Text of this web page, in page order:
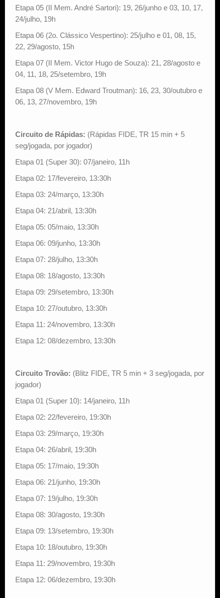
Etapa 05 (II Mem. André Sartori): 19, 26/junho e 03, 10, 17,
24/julho, 19h
Etapa 06 (2o. Clássico Vespertino): 25/julho e 01, 08, 15,
22, 29/agosto, 15h
Etapa 07 (II Mem. Victor Hugo de Souza): 21, 28/agosto e
04, 11, 18, 25/setembro, 19h
Etapa 08 (V Mem. Edward Troutman): 16, 23, 30/outubro e
06, 13, 27/novembro, 19h
Circuito de Rápidas: (Rápidas FIDE, TR 15 min + 5
seg/jogada, por jogador)
Etapa 01 (Super 30): 07/janeiro, 11h
Etapa 02: 17/fevereiro, 13:30h
Etapa 03: 24/março, 13:30h
Etapa 04: 21/abril, 13:30h
Etapa 05: 05/maio, 13:30h
Etapa 06: 09/junho, 13:30h
Etapa 07: 28/julho, 13:30h
Etapa 08: 18/agosto, 13:30h
Etapa 09: 29/setembro, 13:30h
Etapa 10: 27/outubro, 13:30h
Etapa 11: 24/novembro, 13:30h
Etapa 12: 08/dezembro, 13:30h
Circuito Trovão: (Blitz FIDE, TR 5 min + 3 seg/jogada, por
jogador)
Etapa 01 (Super 10): 14/janeiro, 11h
Etapa 02: 22/fevereiro, 19:30h
Etapa 03: 29/março, 19:30h
Etapa 04: 26/abril, 19:30h
Etapa 05: 17/maio, 19:30h
Etapa 06: 21/junho, 19:30h
Etapa 07: 19/julho, 19:30h
Etapa 08: 30/agosto, 19:30h
Etapa 09: 13/setembro, 19:30h
Etapa 10: 18/outubro, 19:30h
Etapa 11: 29/novembro, 19:30h
Etapa 12: 06/dezembro, 19:30h